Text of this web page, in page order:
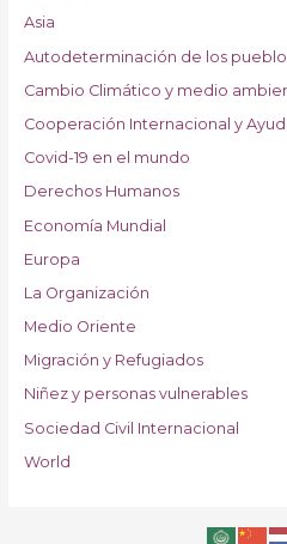
Asia
Autodeterminación de los
Cambio Climático y medio
Cooperación Internacional y
Covid-19 en el mundo
Derechos Humanos
Economía Mundial
Europa
La Organización
Medio Oriente
Migración y Refugiados
Niñez y personas vulnerables
Sociedad Civil Internacional
World